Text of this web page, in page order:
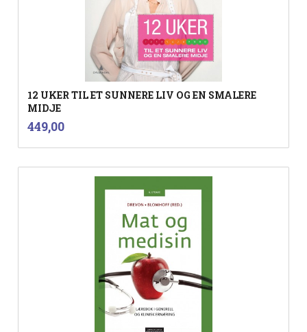
12 UKER TIL ET SUNNERE LIV OG EN SMALERE
MIDJE
Pris
449,00